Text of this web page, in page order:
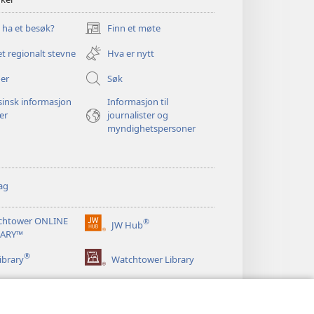
et besøk? Finn et møte
(åpner
nytt
vindu)
regionalt stevne
Hva er nytt
Søk
informasjon
Informasjon til
journalister og
myndighetspersoner
ONLINE
JW Hub®
(åpner
vindu)
® Watchtower Library